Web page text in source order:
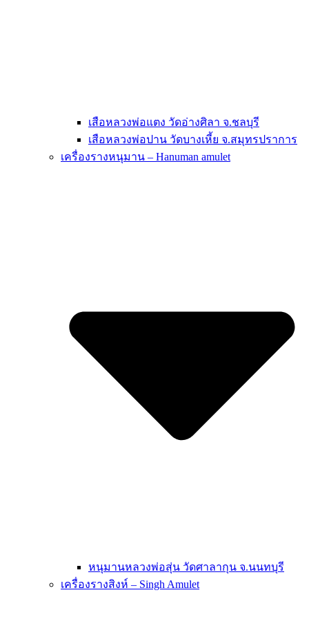
เสือหลวงพ่อแตง วัดอ่างศิลา จ.ชลบุรี
เสือหลวงพ่อปาน วัดบางเหี้ย จ.สมุทรปราการ
เครื่องรางหนุมาน – Hanuman amulet
หนุมานหลวงพ่อสุ่น วัดศาลากุน จ.นนทบุรี
เครื่องรางสิงห์ – Singh Amulet